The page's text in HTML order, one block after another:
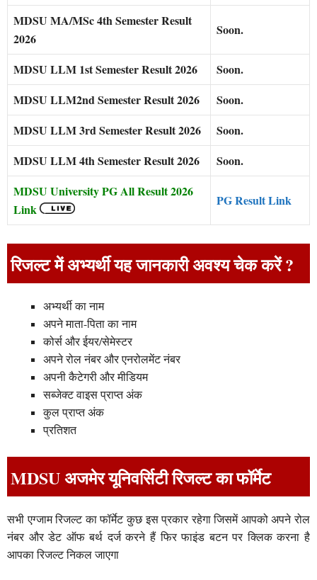
MDSU MA/MSc 4th Semester Result
2026
Soon.
MDSU LLM 1st Semester Result 2026
Soon.
MDSU LLM2nd Semester Result 2026
Soon.
MDSU LLM 3rd Semester Result 2026
Soon.
MDSU LLM 4th Semester Result 2026
Soon.
MDSU University PG All Result 2026
Link
PG Result Link
रिजल्ट में अभ्यर्थी यह जानकारी अवश्य चेक करें ?
अभ्यर्थी का नाम
अपने माता-पिता का नाम
कोर्स और ईयर/सेमेस्टर
अपने रोल नंबर और एनरोलमेंट नंबर
अपनी कैटेगरी और मीडियम
सब्जेक्ट वाइस प्राप्त अंक
कुल प्राप्त अंक
प्रतिशत
MDSU अजमेर यूनिवर्सिटी रिजल्ट का फॉर्मेट
सभी एग्जाम रिजल्ट का फॉर्मेट कुछ इस प्रकार रहेगा जिसमें आपको अपने रोल
नंबर और डेट ऑफ बर्थ दर्ज करने हैं फिर फाइंड बटन पर क्लिक करना है
आपका रिजल्ट निकल जाएगा